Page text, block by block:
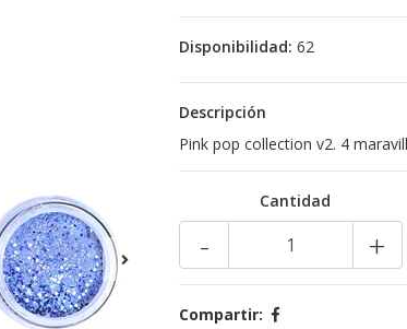
Disponibilidad: 62
Descripción
Pink pop collection v2. 4
Cantidad
+
-
Compartir: